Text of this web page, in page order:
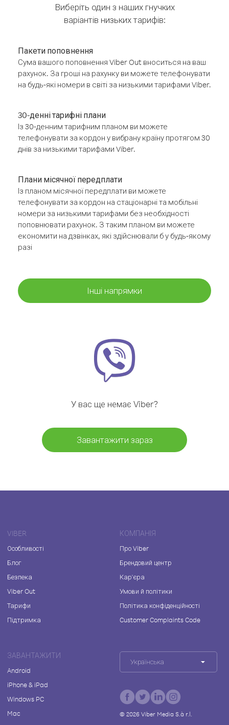
Виберіть один з наших гнучких
варіантів низьких тарифів:
Пакети поповнення
Сума вашого поповнення Viber Out вноситься на ваш
рахунок. За гроші на рахунку ви можете телефонувати
на будь-які номери в світі за низькими тарифами Viber.
30-денні тарифні плани
Із 30-денним тарифним планом ви можете
телефонувати за кордон у вибрану країну протягом 30
днів за низькими тарифами Viber.
Плани місячної передплати
Із планом місячної передплати ви можете
телефонувати за кордон на стаціонарні та мобільні
номери за низькими тарифами без необхідності
поповнювати рахунок. З таким планом ви можете
економити на дзвінках, які здійснювали б у будь-якому
разі
Інші напрямки
У вас ще немає Viber?
Завантажити зараз
VIBER
Особливості
Блог
Безпека
Viber Out
Тарифи
Підтримка
КОМПАНІЯ
Про Viber
Брендовий центр
Кар'єра
Умови й політики
Політика конфіденційності
Customer Complaints Code
ЗАВАНТАЖИТИ
Android
iPhone & iPad
Windows PC
Mac
Українська
© 2026Viber Media S.à r.l.